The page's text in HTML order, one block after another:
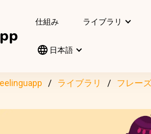
仕組み ライブラリ
日本語
ライブラリ フレー